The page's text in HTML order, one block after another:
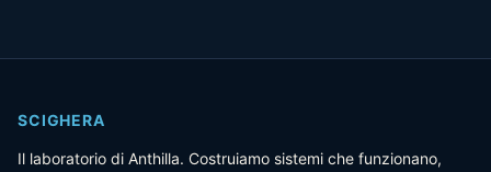
SCIGHERA
Il laboratorio di Anthilla. Costruiamo sistemi che funzionano,